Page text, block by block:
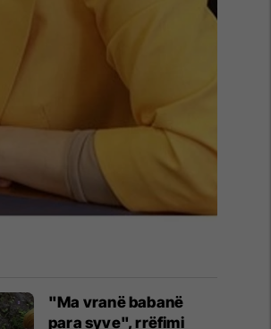
​"Ma vranë babanë
para syve", rrëfimi